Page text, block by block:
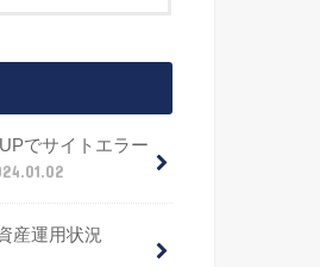
でサイトエラー
産運用状況